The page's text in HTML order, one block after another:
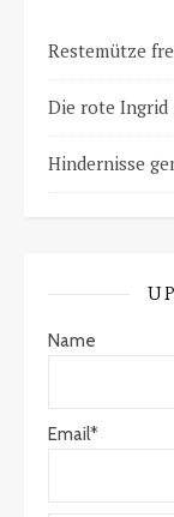
Restemütze
Die rote Ingrid
Hindernisse
Name
Email*